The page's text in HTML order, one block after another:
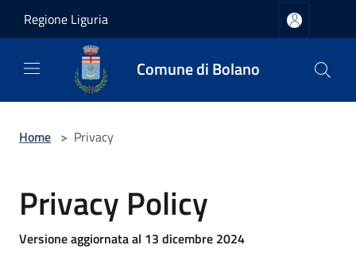
Regione Liguria
Comune di Bolano
Home > Privacy
Privacy Policy
Versione aggiornata al 13 dicembre 2024